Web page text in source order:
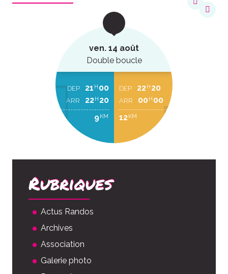
ven. 14 août
Double boucle
DEP 21 H 00
ARR 22H 20
9KM
DEP 22H 20
ARR 00H 00
12KM
Rubriques
Actus Randos
Archives
Association
Galerie photo